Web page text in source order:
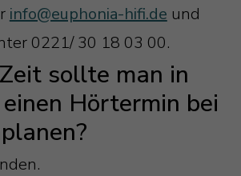
info@euphonia-hifi.de und
0221/ 30 18 03 00.
sollte man in
Hörtermin bei